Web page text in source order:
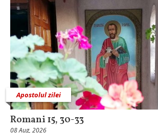
Apostolul zilei
Romani 15, 30-33
08 Aug, 2026